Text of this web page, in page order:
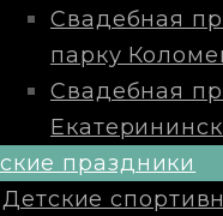
Свадебная
парку
Свадебная
праздники
Детские